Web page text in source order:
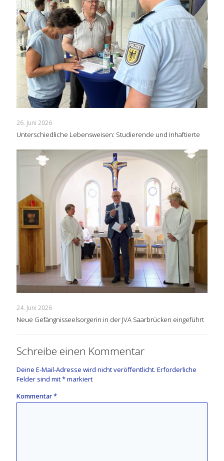
26. Juni 2026
Unterschiedliche Lebensweisen: Studierende und Inhaftierte
24. Juni 2026
Neue Gefängnisseelsorgerin in der JVA Saarbrücken eingeführt
Schreibe einen Kommentar
Deine E-Mail-Adresse wird nicht veröffentlicht. Erforderliche
Felder sind mit*markiert
Kommentar*